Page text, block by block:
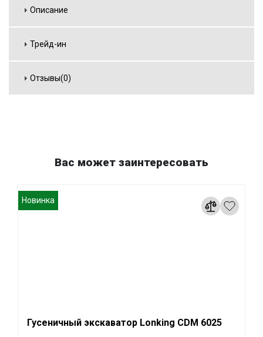
Описание
Трейд-ин
Отзывы(0)
Вас может заинтересовать
Новинка
Гусеничный экскаватор Lonking CDM 6025